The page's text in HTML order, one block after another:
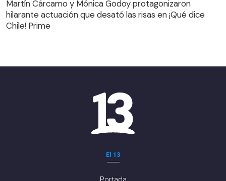
Chile! Prime
Martín Cárcamo y Mónica Godoy protagonizaron
hilarante actuación que desató las risas en ¡Qué dice
Chile! Prime
El 13